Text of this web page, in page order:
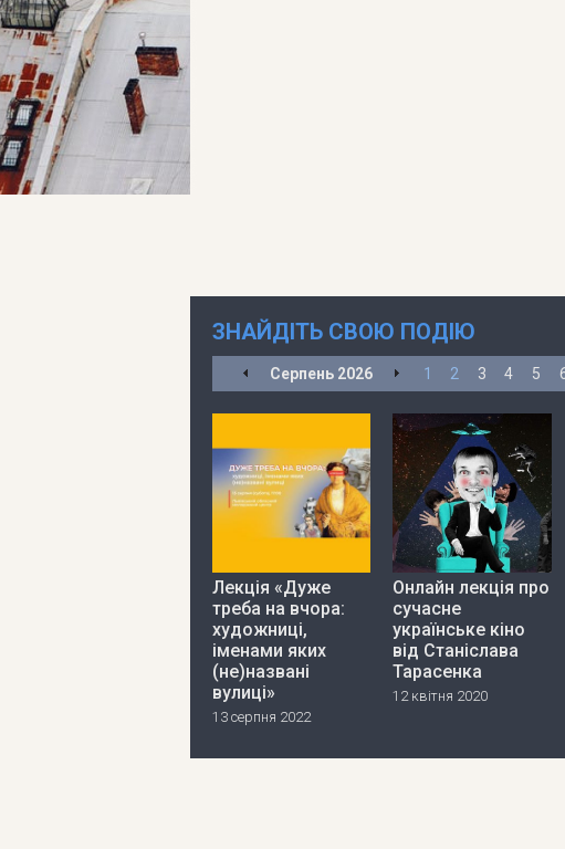
ЗНАЙДІТЬ СВОЮ ПОДІЮ
Серпень 2026 1 2 3 4 5
Лекція «Дуже
треба на вчора:
художниці,
іменами яких
(не)названі
вулиці»
13 серпня 2022
Онлайн лекція про
сучасне
українське кіно
від Станіслава
Тарасенка
12 квітня 2020